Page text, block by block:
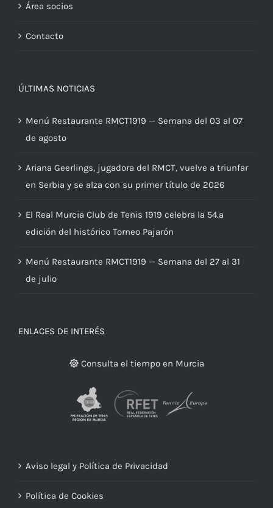
Área socios
Contacto
ÚLTIMAS NOTICIAS
Menú Restaurante RMCT1919 — Semana del 03 al 07
de agosto
Ariana Geerlings, jugadora del RMCT, vuelve a triunfar
en Serbia y se alza con su primer título de 2026
El Real Murcia Club de Tenis 1919 celebra la 54.ª
edición del histórico Torneo Pajarón
Menú Restaurante RMCT1919 — Semana del 27 al 31
de julio
ENLACES DE INTERÉS
Consulta el tiempo en Murcia
Aviso legal y Política de Privacidad
Política de Cookies